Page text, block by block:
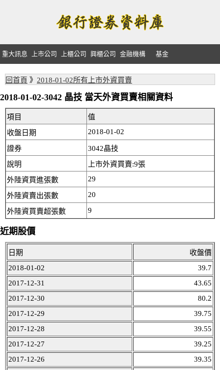
重大訊息 上市公司 上櫃公司 興櫃公司 金融機構 基金
回首頁 》 2018-01-02所有上市外資買賣
2018-01-02-3042 晶技 當天外資買賣相關資料
項目
值
收盤日期
2018-01-02
證券
3042晶技
說明
上市外資買賣:9張
外陸資買進張數
29
外陸資賣出張數 20
外陸資買賣超張數 9
近期股價
日期
收盤價
2018-01-02
39.7
2017-12-31
43.65
2017-12-30
80.2
2017-12-29
39.75
2017-12-28
39.55
2017-12-27
39.25
2017-12-26
39.35